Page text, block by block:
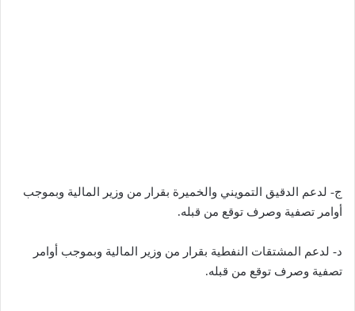
ج- لدعم الدقيق التمويني والخميرة بقرار من وزير المالية وبموجب
أوامر تصفية وصرف توقع من قبله.
د- لدعم المشتقات النفطية بقرار من وزير المالية وبموجب أوامر
تصفية وصرف توقع من قبله.